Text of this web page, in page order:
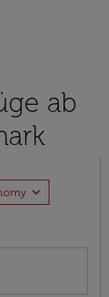
ab
expand_more